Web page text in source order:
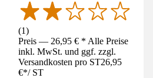
(1)
Preis — 26,95 € * Alle Preise
inkl. MwSt. und ggf. zzgl.
Versandkosten pro ST26,95
€*/ ST